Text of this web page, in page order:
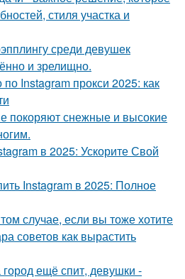
стиля участка и
среди девушек
и зрелищно.
Instagram прокси 2025: как
покоряют снежные и высокие
в 2025: Ускорите Свой
Instagram в 2025: Полное
случае, если вы тоже хотите
советов как вырастить
ещё спит, девушки -